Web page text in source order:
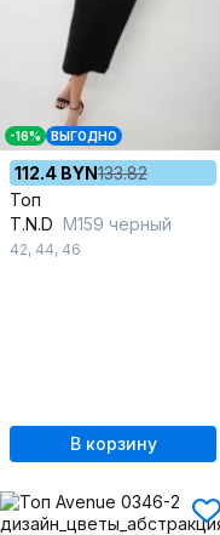
-16% ВЫГОДНО
112.4 BYN133.82
Топ
T.N.D М159 черный
42, 44, 46
В корзину